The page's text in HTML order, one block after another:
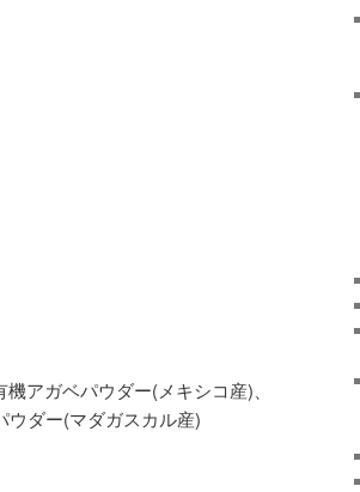
アガベパウダー(メキシコ産)、
ウダー(マダガスカル産)